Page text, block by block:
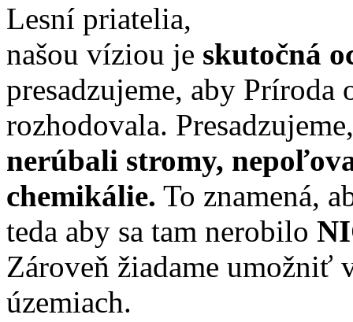
Lesní priatelia,
našou víziou je skutočná
presadzujeme, aby Príroda
rozhodovala.
nerúbali stromy,
chemikálie. To znamená,
teda aby sa tam nerobilo
Zároveň žiadame
územiach.